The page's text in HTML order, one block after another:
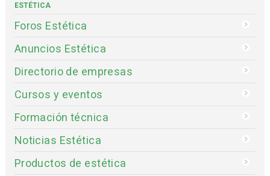
ESTÉTICA
Foros Estética
Anuncios Estética
Directorio de empresas
Cursos y eventos
Formación técnica
Noticias Estética
Productos de estética